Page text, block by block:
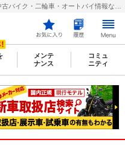
メンテ
ナンス
コミュ
ニティ